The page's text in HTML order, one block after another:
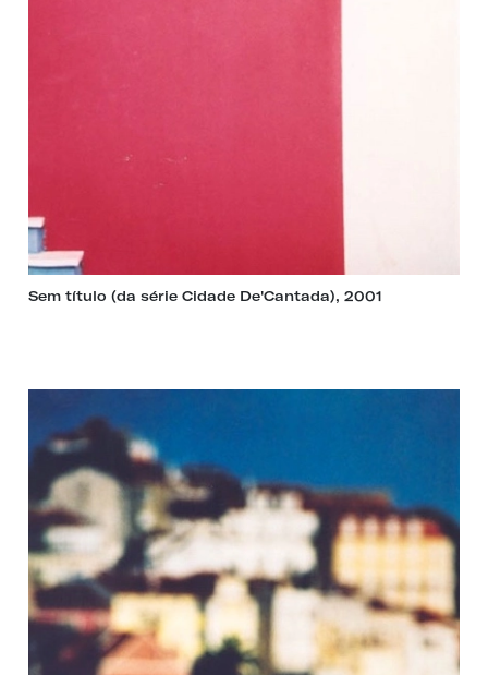
Sem título (da série Cidade De'Cantada), 2001